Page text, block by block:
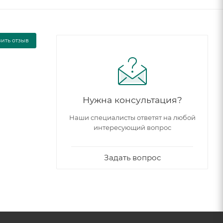
отзыв
Нужна консультация?
Наши специалисты ответят на любой
интересующий вопрос
Задать вопрос